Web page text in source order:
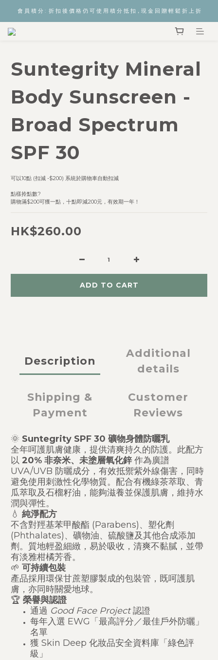
會 員 積 分 :  折 扣 後 價 格 仍 可 使 用 積 分 抵 扣，現 金 回 贈 輕 鬆 折 上 折
Suntegrity Mineral
Body Sunscreen -
Broad Spectrum
SPF 30
可以10點 (扣減 -$200) 系統於購物車自動扣減
點樣拎點數?
購物滿$200可獲一點，十點即減200元，有效期一年！
HK$260.00
ADD TO CART
Description
Additional
details
Shipping &
Payment
Customer
Reviews
🌞 Suntegrity SPF 30 礦物身體防曬乳
全年呵護肌膚健康，提供清爽持久的防護。此配方
以 20% 非奈米、未塗層氧化鋅作為廣譜
UVA/UVB 防曬成分，有效抵禦紫外線傷害，同時
避免使用刺激性化學物質。配合有機綠茶萃取、青
瓜萃取及石榴籽油，能夠滋養並保護肌膚，維持水
潤與彈性。
💧 純淨配方
不含對羥基苯甲酸酯 (Parabens)、塑化劑
(Phthalates)、礦物油、硫酸鹽及其他合成添加
劑。質地輕盈細緻，易於吸收，清爽不黏膩，並帶
有淡雅柑橘芳香。
🌱 可持續包裝
產品採用環保甘蔗塑膠製成的包裝管，既呵護肌
膚，亦同時關愛地球。
🏆 榮譽與認證
通過 Good Face Project認證
每年入選 EWG「最高評分／最佳戶外防曬」
名單
獲 Skin Deep 化妝品安全資料庫「綠色評
級」